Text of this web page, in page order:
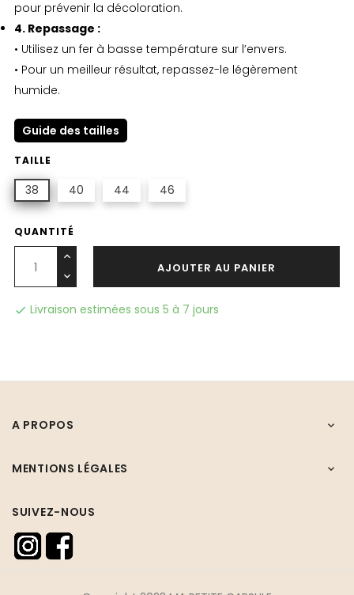
pour prévenir la décoloration.
4. Repassage :
• Utilisez un fer à basse température sur l’envers.
• Pour un meilleur résultat, repassez-le légèrement
humide.
Guide des tailles
TAILLE
38 40 44 46
QUANTITÉ
AJOUTER AU PANIER
 Livraison estimées sous 5 à 7 jours
A PROPOS 
MENTIONS LÉGALES 
SUIVEZ-NOUS